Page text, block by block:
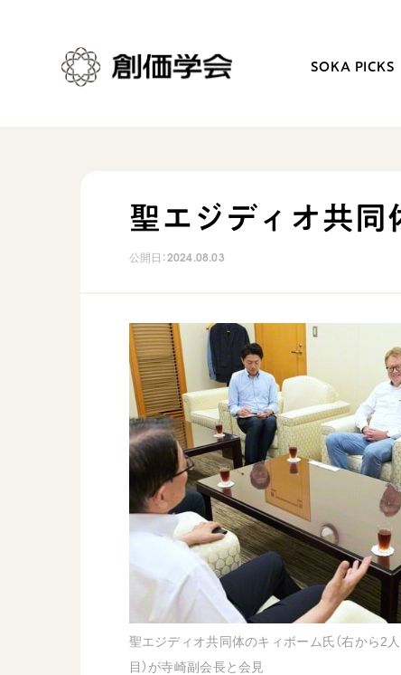
SOKA PICKS
自他共の幸福
日蓮大聖人の仏法（教学入門）
釈尊～法華経
創価学会の三代会長
初代会長・牧口常三郎先生
第2代会長・戸田城聖先生
第3代会長・池田大作先生
学会永遠の五指針
仏法を語る
主な行事
年間の活動について
友人葬
彼岸
世界の創価学会
各国ウェブサイト
基本情報
会員サポート
聖エジディオ共同
公開日：2024.08.03
聖エジディオ共同体のキィボーム氏（右から2人
目）が寺崎副会長と会見